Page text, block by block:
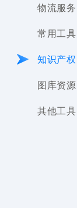
物流服务
常用工具
知识产权
图库资源
其他工具